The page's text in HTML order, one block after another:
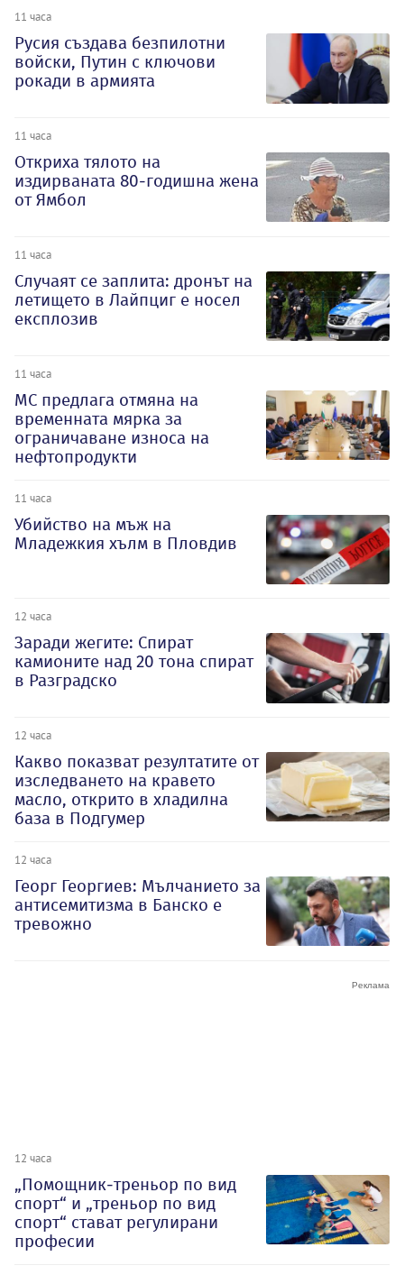
11 часа
Русия създава безпилотни
войски, Путин с ключови
рокади в армията
11 часа
Откриха тялото на
издирваната 80-годишна жена
от Ямбол
11 часа
Случаят се заплита: дронът на
летището в Лайпциг е носел
експлозив
11 часа
МС предлага отмяна на
временната мярка за
ограничаване износа на
нефтопродукти
11 часа
Убийство на мъж на
Младежкия хълм в Пловдив
12 часа
Заради жегите: Спират
камионите над 20 тона спират
в Разградско
12 часа
Какво показват резултатите от
изследването на кравето
масло, открито в хладилна
база в Подгумер
12 часа
Георг Георгиев: Мълчанието за
антисемитизма в Банско е
тревожно
12 часа
„Помощник-треньор по вид
спорт“ и „треньор по вид
спорт“ стават регулирани
професии